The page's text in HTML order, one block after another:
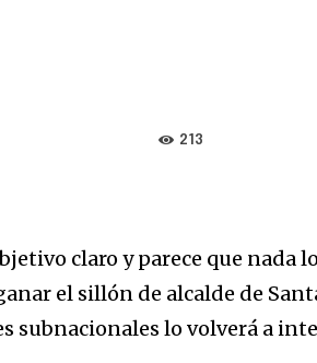
213
claro y parece que nada lo
el sillón de alcalde de
subnacionales lo volverá a